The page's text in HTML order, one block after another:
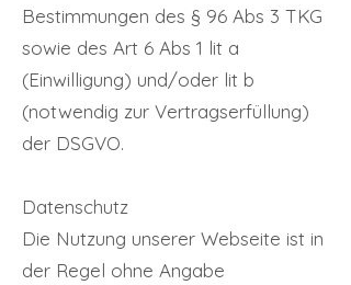
Bestimmungen des § 96 Abs 3 TKG
sowie des Art 6 Abs 1 lit a
(Einwilligung) und/oder lit b
(notwendig zur Vertragserfüllung)
der DSGVO.
Datenschutz
Die Nutzung unserer Webseite ist in
der Regel ohne Angabe